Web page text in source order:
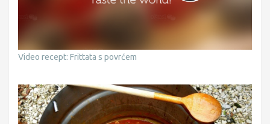
Video recept: Frittata s povrćem